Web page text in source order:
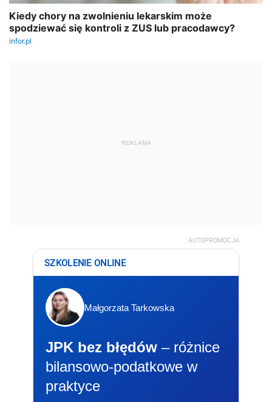
REKLAMA
AUTOPROMOCJA
SZKOLENIE ONLINE
Małgorzata Tarkowska
JPK bez błędów – różnice
bilansowo-podatkowe w
praktyce